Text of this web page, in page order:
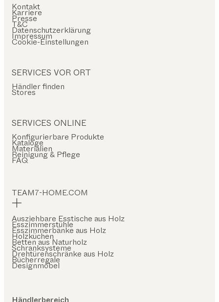
Kontakt
Karriere
Presse
T&C
Datenschutzerklärung
Impressum
Cookie-Einstellungen
SERVICES VOR ORT
Händler finden
Stores
SERVICES ONLINE
Konfigurierbare Produkte
Kataloge
Materialien
Reinigung & Pflege
FAQ
TEAM7-HOME.COM
Ausziehbare Esstische aus Holz
Esszimmerstühle
Esszimmerbänke aus Holz
Holzküchen
Betten aus Naturholz
Schranksysteme
Drehtürenschränke aus Holz
Bücherregale
Designmöbel